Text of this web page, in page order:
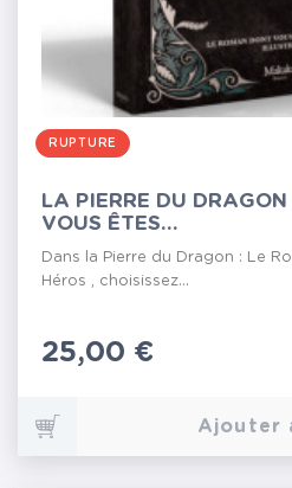
RUPTURE
LA PIERRE DU
VOUS ÊTES...
Dans la Pierre du Dragon : Le
Héros , choisissez...
Prix
25,00 €
Ajouter